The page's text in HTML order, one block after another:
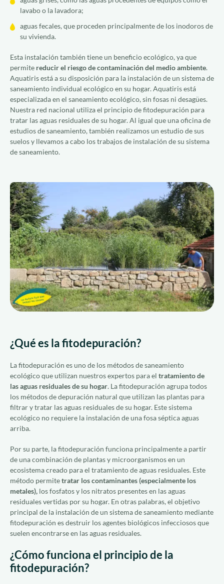
lavabo o la lavadora;
aguas fecales, que proceden principalmente de los inodoros de
su vivienda.
Esta instalación también tiene un beneficio ecológico, ya que
permite reducir el riesgo de contaminación del medio ambiente.
Aquatiris está a su disposición para la instalación de un sistema de
saneamiento individual ecológico en su hogar. Aquatiris está
especializada en el saneamiento ecológico, sin fosas ni desagües.
Nuestra red nacional utiliza el principio de fitodepuración para
tratar las aguas residuales de su hogar. Al igual que una oficina de
estudios de saneamiento, también realizamos un estudio de sus
suelos y llevamos a cabo los trabajos de instalación de su sistema
de saneamiento.
¿Qué es la fitodepuración?
La fitodepuración es uno de los métodos de saneamiento
ecológico que utilizan nuestros expertos para el tratamiento de
las aguas residuales de su hogar. La fitodepuración agrupa todos
los métodos de depuración natural que utilizan las plantas para
filtrar y tratar las aguas residuales de su hogar. Este sistema
ecológico no requiere la instalación de una fosa séptica aguas
arriba.
Por su parte, la fitodepuración funciona principalmente a partir
de una combinación de plantas y microorganismos en un
ecosistema creado para el tratamiento de aguas residuales. Este
método permitetratar los contaminantes (especialmente los
metales), los fosfatos y los nitratos presentes en las aguas
residuales vertidas por su hogar. En otras palabras, el objetivo
principal de la instalación de un sistema de saneamiento mediante
fitodepuración es destruir los agentes biológicos infecciosos que
suelen encontrarse en las aguas residuales.
¿Cómo funciona el principio de la
fitodepuración?